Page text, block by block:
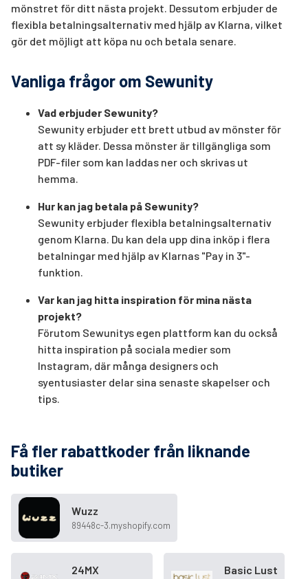
mönstret för ditt nästa projekt. Dessutom erbjuder de
flexibla betalningsalternativ med hjälp av Klarna, vilket
gör det möjligt att köpa nu och betala senare.
Vanliga frågor om Sewunity
Vad erbjuder Sewunity?
Sewunity erbjuder ett brett utbud av mönster för
att sy kläder. Dessa mönster är tillgängliga som
PDF-filer som kan laddas ner och skrivas ut
hemma.
Hur kan jag betala på Sewunity?
Sewunity erbjuder flexibla betalningsalternativ
genom Klarna. Du kan dela upp dina inköp i flera
betalningar med hjälp av Klarnas "Pay in 3"-
funktion.
Var kan jag hitta inspiration för mina nästa
projekt?
Förutom Sewunitys egen plattform kan du också
hitta inspiration på sociala medier som
Instagram, där många designers och
syentusiaster delar sina senaste skapelser och
tips.
Få fler rabattkoder från liknande
butiker
Wuzz
89448c-3.myshopify.com
24MX Basic Lust